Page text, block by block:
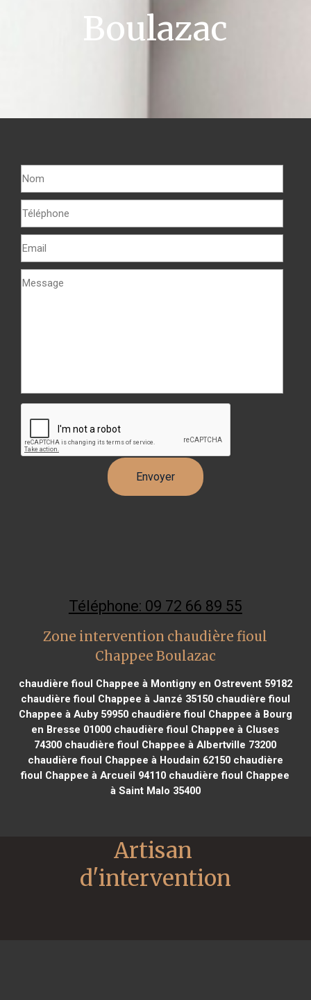
Boulazac
Téléphone: 09 72 66 89 55
Zone intervention chaudière fioul
Chappee Boulazac
chaudière fioul Chappee à Montigny en Ostrevent 59182
chaudière fioul Chappee à Janzé 35150chaudière fioul
Chappee à Auby 59950chaudière fioul Chappee à Bourg
en Bresse 01000 chaudière fioul Chappee à Cluses
74300 chaudière fioul Chappee à Albertville 73200
chaudière fioul Chappee à Houdain 62150chaudière
fioul Chappee à Arcueil 94110 chaudière fioul Chappee
à Saint Malo 35400
Artisan
d'intervention